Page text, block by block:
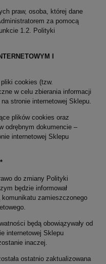
praw, osoba, której dane
za pomocą
1.2. Polityki
I
cookies (tzw.
w celu zbierania informacji
stronie internetowej Sklepu.
plików cookies oraz
odrębnym dokumencie –
internetowej Sklepu
do zmiany Polityki
będzie informował
komunikatu zamieszczonego
będą obowiązywały od
internetowej Sklepu
inaczej.
ostatnio zaktualizowana